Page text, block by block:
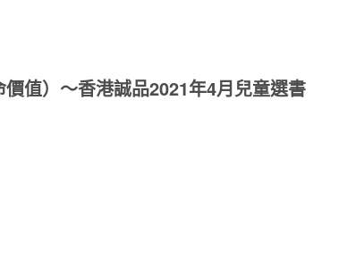
值）～香港誠品2021年4月兒童選書